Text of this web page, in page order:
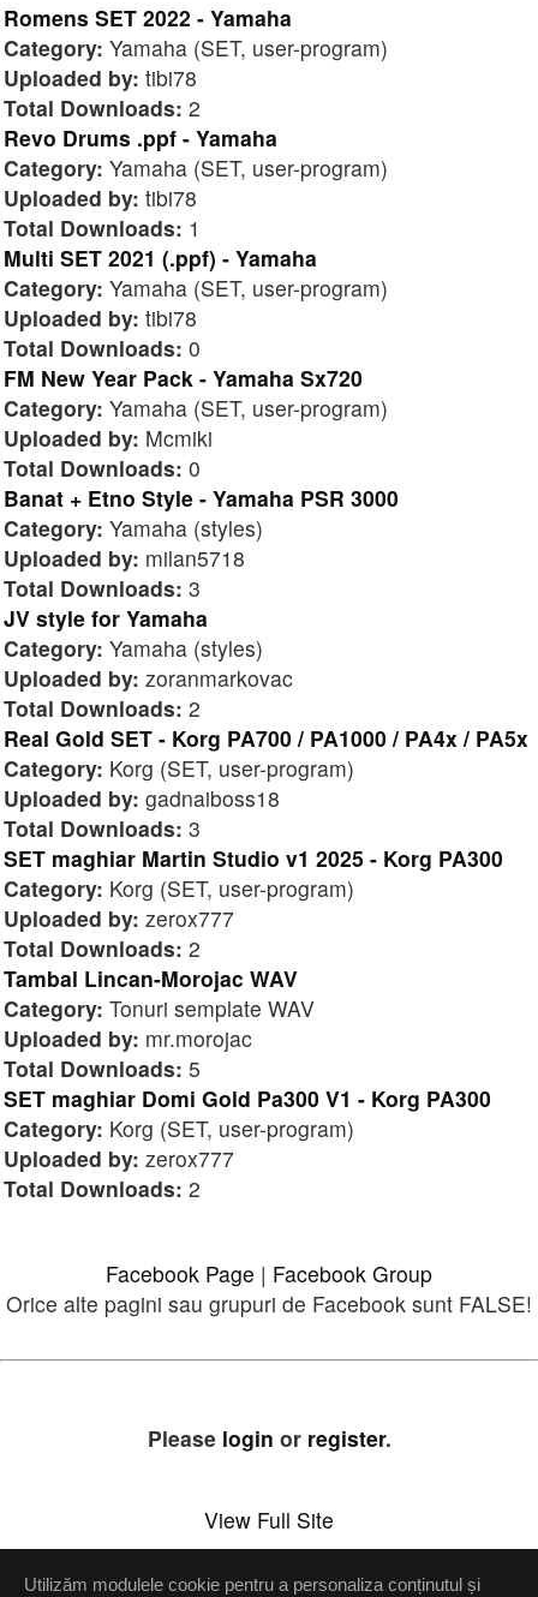
Romens SET 2022 - Yamaha
Category: Yamaha (SET, user-program)
Uploaded by: tibi78
Total Downloads: 2
Revo Drums .ppf - Yamaha
Category: Yamaha (SET, user-program)
Uploaded by: tibi78
Total Downloads: 1
Multi SET 2021 (.ppf) - Yamaha
Category: Yamaha (SET, user-program)
Uploaded by: tibi78
Total Downloads: 0
FM New Year Pack - Yamaha Sx720
Category: Yamaha (SET, user-program)
Uploaded by: Mcmiki
Total Downloads: 0
Banat + Etno Style - Yamaha PSR 3000
Category: Yamaha (styles)
Uploaded by: milan5718
Total Downloads: 3
JV style for Yamaha
Category: Yamaha (styles)
Uploaded by: zoranmarkovac
Total Downloads: 2
Real Gold SET - Korg PA700 / PA1000 / PA4x / PA5x
Category: Korg (SET, user-program)
Uploaded by: gadnaiboss18
Total Downloads: 3
SET maghiar Martin Studio v1 2025 - Korg PA300
Category: Korg (SET, user-program)
Uploaded by: zerox777
Total Downloads: 2
Tambal Lincan-Morojac WAV
Category: Tonuri semplate WAV
Uploaded by: mr.morojac
Total Downloads: 5
SET maghiar Domi Gold Pa300 V1 - Korg PA300
Category: Korg (SET, user-program)
Uploaded by: zerox777
Total Downloads: 2
Facebook Page | Facebook Group
Orice alte pagini sau grupuri de Facebook sunt FALSE!
Please login or register.
View Full Site
Utilizăm modulele cookie pentru a personaliza conținutul și